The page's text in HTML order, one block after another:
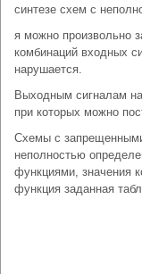
синтезе схем с
я можно произвольно
комбинаций входных
нарушается.
Выходным сигналам
при которых можно
Схемы с
неполностью
функциями, значения
функция заданная